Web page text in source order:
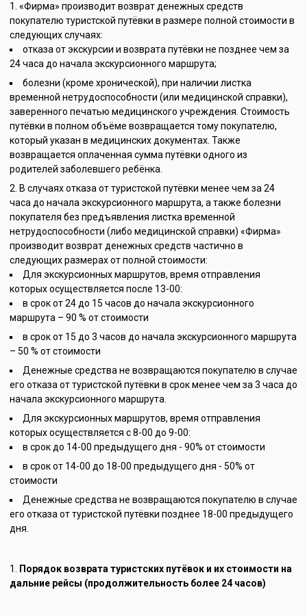
«Фирма» производит возврат денежных средств
покупателю туристской путёвки в размере полной стоимости в
следующих случаях:
отказа от экскурсии и возврата путёвки не позднее чем за
24 часа до начала экскурсионного маршрута;
болезни (кроме хронической), при наличии листка
временной нетрудоспособности (или медицинской справки),
заверенного печатью медицинского учреждения. Стоимость
путёвки в полном объёме возвращается тому покупателю,
который указан в медицинских документах. Также
возвращается оплаченная сумма путёвки одного из
родителей заболевшего ребёнка.
В случаях отказа от туристской путёвки менее чем за 24
часа до начала экскурсионного маршрута, а также болезни
покупателя без предъявления листка временной
нетрудоспособности (либо медицинской справки) «Фирма»
производит возврат денежных средств частично в
следующих размерах от полной стоимости:
Для экскурсионных маршрутов, время отправления
которых осуществляется после 13-00:
в срок от 24 до 15 часов до начала экскурсионного
маршрута – 90 % от стоимости
в срок от 15 до 3 часов до начала экскурсионного маршрута
– 50 % от стоимости
Денежные средства не возвращаются покупателю в случае
его отказа от туристской путёвки в срок менее чем за 3 часа до
начала экскурсионного маршрута.
Для экскурсионных маршрутов, время отправления
которых осуществляется с 8-00 до 9-00:
в срок до 14-00 предыдущего дня - 90% от стоимости
в срок от 14-00 до 18-00 предыдущего дня - 50% от
стоимости
Денежные средства не возвращаются покупателю в случае
его отказа от туристской путёвки позднее 18-00 предыдущего
дня.
Порядок возврата туристских путёвок и их стоимости на
дальние рейсы (продолжительность более 24 часов)